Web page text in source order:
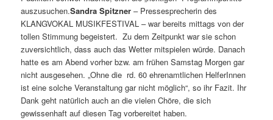
auszusuchen.Sandra Spitzner – Pressesprecherin des
KLANGVOKAL MUSIKFESTIVAL – war bereits mittags von der
tollen Stimmung begeistert. Zu dem Zeitpunkt war sie schon
zuversichtlich, dass auch das Wetter mitspielen würde. Danach
hatte es am Abend vorher bzw. am frühen Samstag Morgen gar
nicht ausgesehen. „Ohne die rd. 60 ehrenamtlichen HelferInnen
ist eine solche Veranstaltung gar nicht möglich“, so ihr Fazit. Ihr
Dank geht natürlich auch an die vielen Chöre, die sich
gewissenhaft auf diesen Tag vorbereitet haben.